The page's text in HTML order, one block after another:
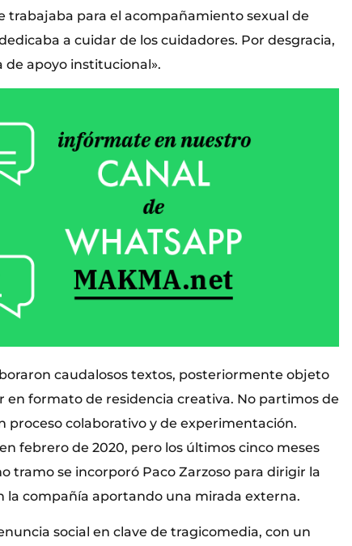
trabajaba para el acompañamiento sexual de
a cuidar de los cuidadores. Por desgracia,
apoyo institucional».
caudalosos textos, posteriormente objeto
en formato de residencia creativa. No partimos de
proceso colaborativo y de experimentación.
febrero de 2020, pero los últimos cinco meses
tramo se incorporó Paco Zarzoso para dirigir la
la compañía aportando una mirada externa.
social en clave de tragicomedia, con un